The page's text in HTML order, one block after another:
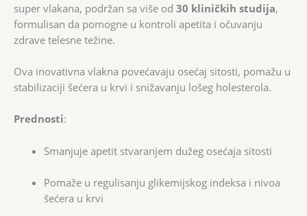
super vlakana, podržan sa više od 30 kliničkih studija,
formulisan da pomogne u kontroli apetita i očuvanju
zdrave telesne težine.
Ova inovativna vlakna povećavaju osećaj sitosti, pomažu u
stabilizaciji šećera u krvi i snižavanju lošeg holesterola.
Prednosti:
Smanjuje apetit stvaranjem dužeg osećaja sitosti
Pomaže u regulisanju glikemijskog indeksa i nivoa
šećera u krvi